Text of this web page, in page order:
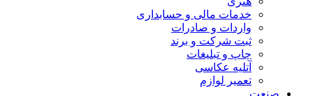
خدمات مالی و حسابداری
واردات و صادرات
ثبت شرکت و برند
چاپ و تبلیغات
آتلیه عکاسی
تعمیر لوازم